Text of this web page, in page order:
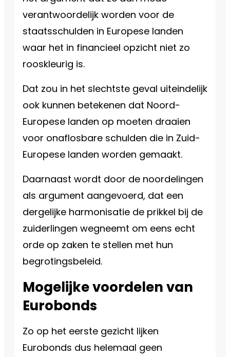
verantwoordelijk worden voor de
staatsschulden in Europese landen
waar het in financieel opzicht niet zo
rooskleurig is.
Dat zou in het slechtste geval uiteindelijk
ook kunnen betekenen dat Noord-
Europese landen op moeten draaien
voor onaflosbare schulden die in Zuid-
Europese landen worden gemaakt.
Daarnaast wordt door de noordelingen
als argument aangevoerd, dat een
dergelijke harmonisatie de prikkel bij de
zuiderlingen wegneemt om eens echt
orde op zaken te stellen met hun
begrotingsbeleid.
Mogelijke voordelen van
Eurobonds
Zo op het eerste gezicht lijken
Eurobonds dus helemaal geen